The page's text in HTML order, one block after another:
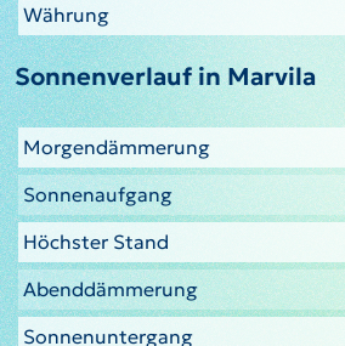
Währung
Sonnenverlauf in Marvila
Morgendämmerung
Sonnenaufgang
Höchster Stand
Abenddämmerung
Sonnenuntergang